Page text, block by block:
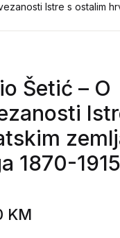
Istre s ostalim
Šetić – O
1870-
KM